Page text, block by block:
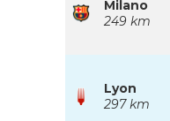
Milano
249 km
Lyon
297 km